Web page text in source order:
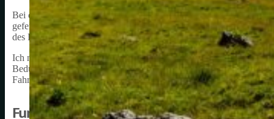
Bei der Auswahl von Kurbelarmen gibt es viele Faktoren zu
gefertigt sind, und das Gewicht. Die ideale Länge der
des Fahrers variieren. Daher ist es wichtig, sich gründlich zu
Ich möchte meine Erfahrungen und mein Wissen über
Bedürfnisse und Vorlieben zu treffen. In diesem Artikel werde ich
Fahrradleistung beeinflussen können.
Funktionsweise des Kurbelarms